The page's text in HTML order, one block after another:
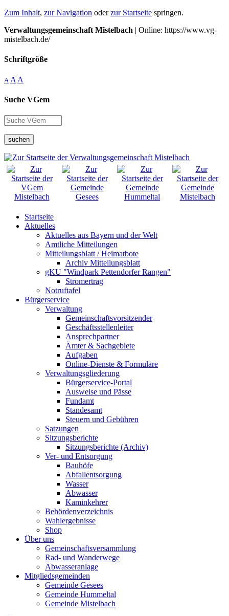
Zum Inhalt, zur Navigation oderzur Startseite springen.
Verwaltungsgemeinschaft Mistelbach | Online: https://www.vg-
mistelbach.de/
Schriftgröße
A A A
Suche VGem
suchen
Startseite
Aktuelles
Aktuelles aus Bayern und der Welt
Amtliche Mitteilungen
Mitteilungsblatt / Heimatbote
Archiv Mitteilungsblatt
gKU "Windpark Pettendorfer Rangen"
Stromertrag
Notruftafel
Bürgerservice
Verwaltung
Gemeinschaftsvorsitzender
Geschäftsstellenleiter
Ansprechpartner
Ämter & Sachgebiete
Aufgaben
Online-Dienste & Formulare
Verwaltungsgliederung
Bürgerservice-Portal
Ausweise und Pässe
Fundamt
Standesamt
Steuern und Gebühren
Satzungen
Sitzungsberichte
Sitzungsberichte (Archiv)
Ver- und Entsorgung
Bauhöfe
Abfallentsorgung
Wasser
Abwasser
Kaminkehrer
Behördenverzeichnis
Wahlergebnisse
Shop
Über uns
Gemeinschaftsversammlung
Rad- und Wanderwege
Abwasseranlage
Mitgliedsgemeinden
Gemeinde Gesees
Gemeinde Hummeltal
Gemeinde Mistelbach